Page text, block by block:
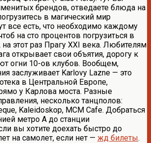
брендов, отведаете блюда на
в магический мир
все есть, что необходимо каждому
на сто процентов погрузиться в
этот раз Прагу XXI века. Любителям
открывает свои объятия, дорогу к
огни 10-ов клубов. Вообщем,
заслуживает Karlovy Lazne — это
в Центральной Европе,
у Карлова моста. Разные
несколько танцполов:
Kaleidoskop, MCM Cafe. Добраться
метро А до станции
вы хотите доехать быстро до
на самолет, если нет — жд билеты.